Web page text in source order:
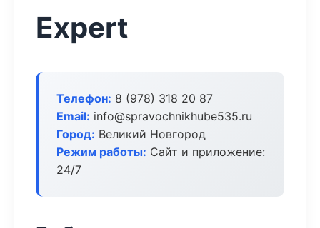
Expert
Телефон: 8 (978) 318 20 87
Email: info@spravochnikhube535.ru
Город: Великий Новгород
Режим работы: Сайт и приложение:
24/7